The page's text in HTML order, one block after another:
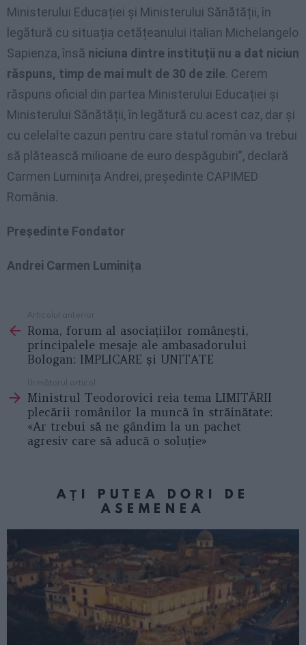
Ministerului Educației și Ministerului Sănătății, în
legătură cu situația cetățeanului italian Michelangelo
Sapienza, însă niciuna dintre instituții nu a dat niciun
răspuns, timp de mai mult de 30 de zile. Cerem
răspuns oficial din partea Ministerului Educației și
Ministerului Sănătății, în legătură cu acest caz, dar și
cu celelalte cazuri pentru care statul român va trebui
să plătească milioane de euro despăgubiri”, declară
Carmen Luminița Andrei, președinte CAPIMED
România.
Președinte Fondator
Andrei Carmen Luminița
more
Articolul anterior
Roma, forum al asociațiilor românești,
principalele mesaje ale ambasadorului
Bologan: IMPLICARE și UNITATE
Următorul articol
Ministrul Teodorovici reia tema LIMITĂRII
plecării românilor la muncă în străinătate:
«Ar trebui să ne gândim la un pachet
agresiv care să aducă o soluție»
AȚI PUTEA DORI DE
ASEMENEA